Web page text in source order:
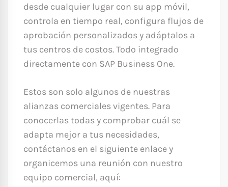
desde cualquier lugar con su app móvil,
controla en tiempo real, configura flujos de
aprobación personalizados y adáptalos a
tus centros de costos. Todo integrado
directamente con SAP Business One.
Estos son solo algunos de nuestras
alianzas comerciales vigentes. Para
conocerlas todas y comprobar cuál se
adapta mejor a tus necesidades,
contáctanos en el siguiente enlace y
organicemos una reunión con nuestro
equipo comercial, aquí: